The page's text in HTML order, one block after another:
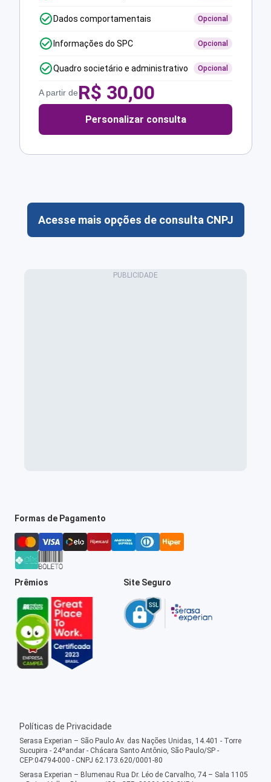
Dados comportamentais Opcional
Informações do SPC Opcional
Quadro societário e administrativo Opcional
A partir deR$ 30,00
Personalizar consulta
Acesse mais opções de consulta CNPJ
Formas de Pagamento
Prêmios Site Seguro
Políticas de Privacidade
Serasa Experian – São Paulo Av. das Nações Unidas, 14.401 - Torre
Sucupira - 24ºandar - Chácara Santo Antônio, São Paulo/SP -
CEP:04794-000 - CNPJ 62.173.620/0001-80
Serasa Experian – Blumenau Rua Dr. Léo de Carvalho, 74 – Sala 1105